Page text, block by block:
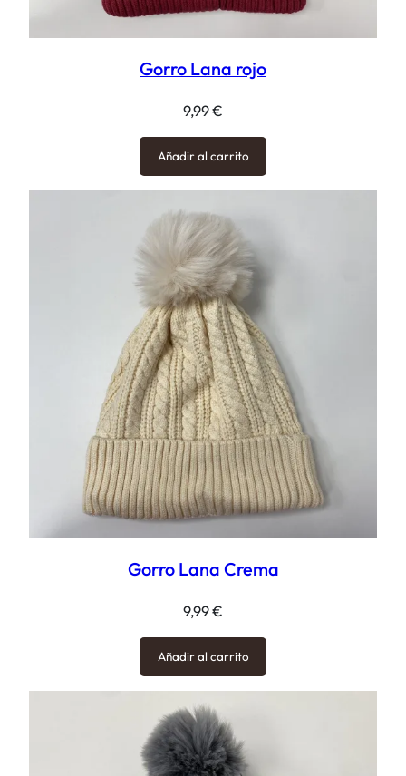
Gorro Lana rojo
9,99€
Añadir al carrito
Gorro Lana Crema
9,99€
Añadir al carrito